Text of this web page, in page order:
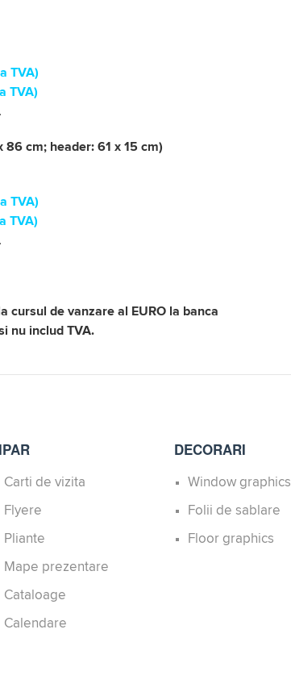
TVA)
TVA)
86 cm; header: 61 x 15 cm)
TVA)
TVA)
cursul de vanzare al EURO la banca
nu includ TVA.
Carti de vizita
Flyere
Pliante
Mape prezentare
Cataloage
Calendare
DECORARI
Window graphics
Folii de sablare
Floor graphics